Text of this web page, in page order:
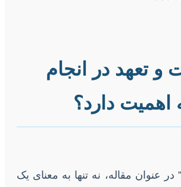
و تعهد در انجام
اهمیت دارد؟
عنوان مقاله، نه تنها به معنای یک